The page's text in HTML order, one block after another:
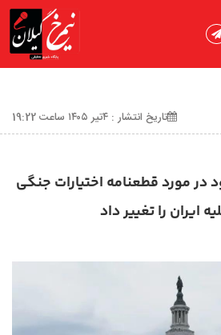
تاریخ انتشار : ۴تیر ۱۴۰۵ ساعت 19:22
در مورد قطعنامه اختیارات جنگی
ایران را تغییر داد